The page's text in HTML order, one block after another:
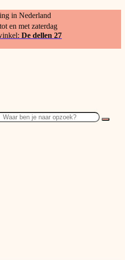
in Nederland
en met zaterdag
De dellen 27